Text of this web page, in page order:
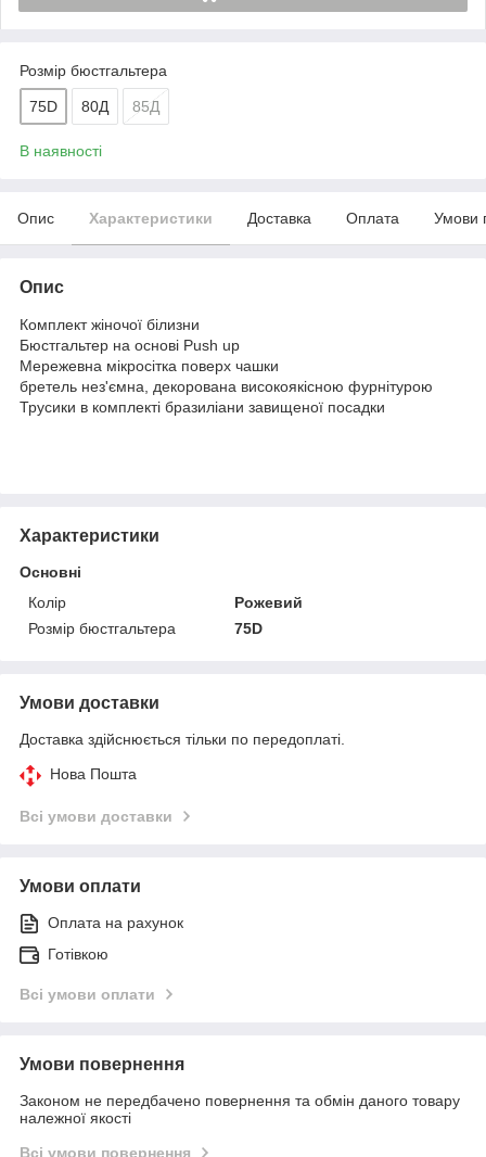
Розмір бюстгальтера
75D 80Д 85Д
В наявності
Опис Характеристики Доставка Оплата Умови
Опис
Комплект жіночої білизни
Бюстгальтер на основі Push up
Мережевна мікросітка поверх чашки
бретель нез'ємна, декорована високоякісною фурнітурою
Трусики в комплекті бразиліани завищеної посадки
Характеристики
Основні
Колір
Рожевий
Розмір бюстгальтера
75D
Умови доставки
Доставка здійснюється тільки по передоплаті.
Нова Пошта
Всі умови доставки
Умови оплати
Оплата на рахунок
Готівкою
Всі умови оплати
Умови повернення
Законом не передбачено повернення та обмін даного товару
належної якості
Всі умови повернення